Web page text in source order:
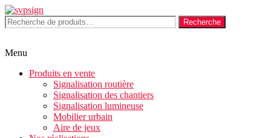
Aller
au
contenu
Recherche
pour :
Recherche
Menu
Produits en vente
Signalisation routière
Signalisation des chantiers
Signalisation lumineuse
Mobilier urbain
Aire de jeux